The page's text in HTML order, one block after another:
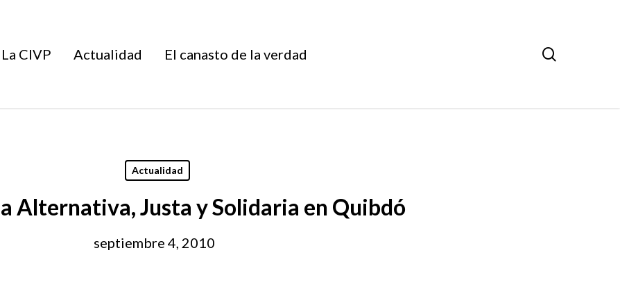
La CIVP Actualidad El canasto de la verdad
Actualidad
Alternativa, Justa y Solidaria en Quibdó
septiembre 4, 2010